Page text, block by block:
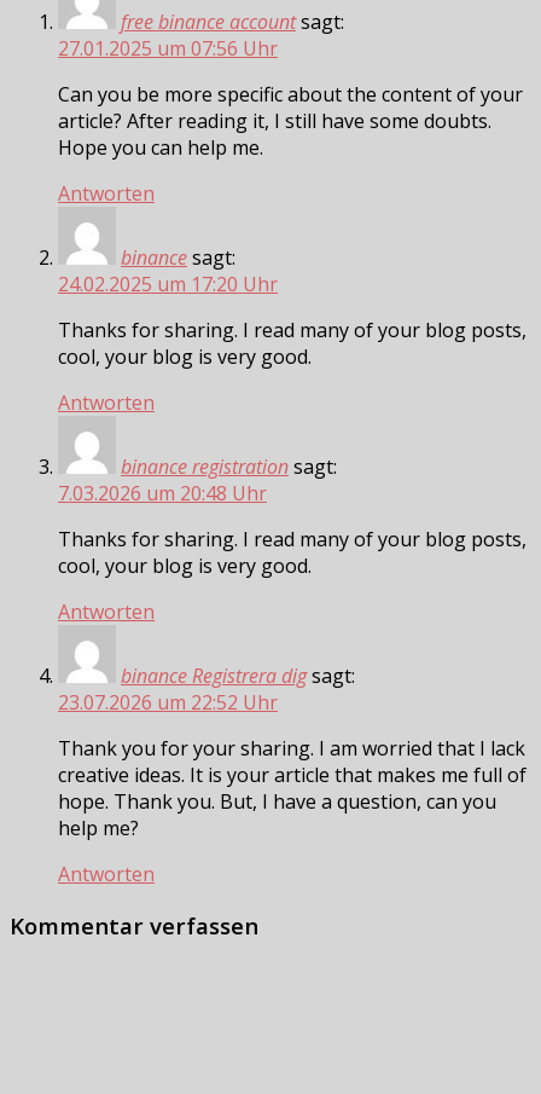
free binance accountsagt:
27.01.2025 um 07:56 Uhr
Can you be more specific about the content of your
article? After reading it, I still have some doubts.
Hope you can help me.
Antworten
binancesagt:
24.02.2025 um 17:20 Uhr
Thanks for sharing. I read many of your blog posts,
cool, your blog is very good.
Antworten
binance registrationsagt:
7.03.2026 um 20:48 Uhr
Thanks for sharing. I read many of your blog posts,
cool, your blog is very good.
Antworten
binance Registrera digsagt:
23.07.2026 um 22:52 Uhr
Thank you for your sharing. I am worried that I lack
creative ideas. It is your article that makes me full of
hope. Thank you. But, I have a question, can you
help me?
Antworten
Kommentar verfassen